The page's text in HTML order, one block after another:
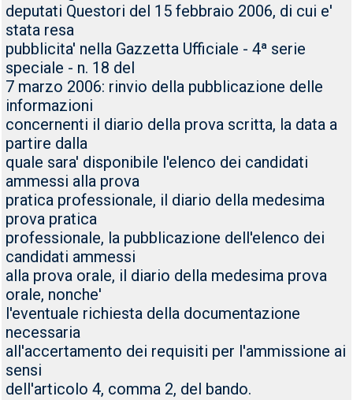
deputati Questori del 15 febbraio 2006, di cui e'
stata resa
pubblicita' nella Gazzetta Ufficiale - 4ª serie
speciale - n. 18 del
7 marzo 2006: rinvio della pubblicazione delle
informazioni
concernenti il diario della prova scritta, la data a
partire dalla
quale sara' disponibile l'elenco dei candidati
ammessi alla prova
pratica professionale, il diario della medesima
prova pratica
professionale, la pubblicazione dell'elenco dei
candidati ammessi
alla prova orale, il diario della medesima prova
orale, nonche'
l'eventuale richiesta della documentazione
necessaria
all'accertamento dei requisiti per l'ammissione ai
sensi
dell'articolo 4, comma 2, del bando.